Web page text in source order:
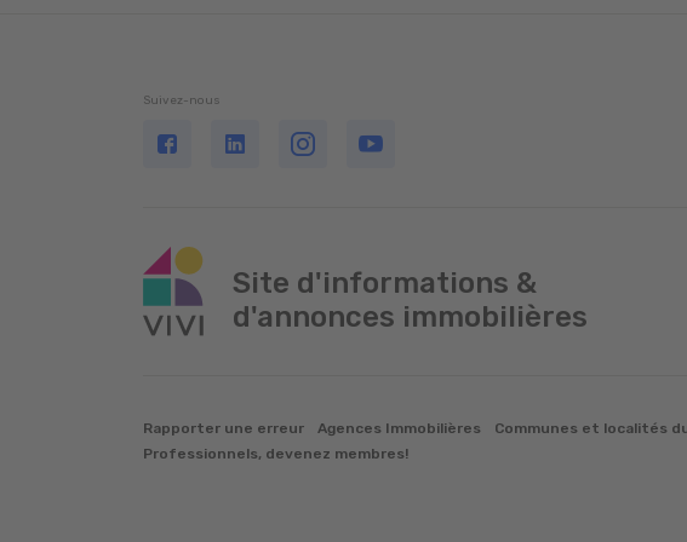
Suivez-nous
Site d'informations &
d'annonces immobilières
Rapporter une erreur Agences Immobilières
Communes et localités
Professionnels, devenez membres!